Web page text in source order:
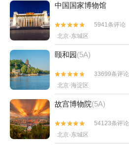
中国国家博物馆


5941条评论
北京·东城区
颐和园(5A)


33699条评论
北京·海淀区
故宫博物院(5A)


54123条评论
北京·东城区